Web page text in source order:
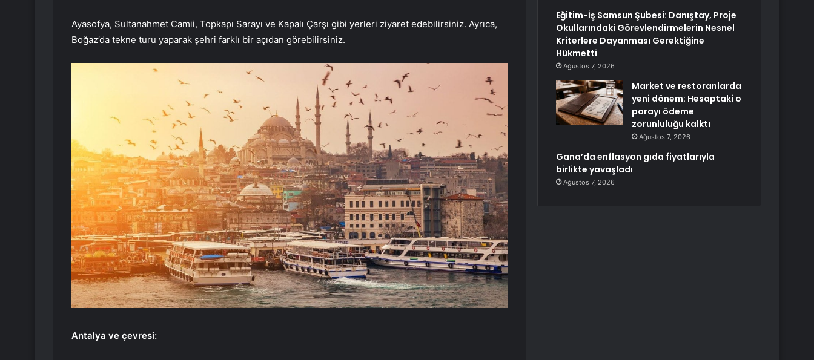
Ayasofya, Sultanahmet Camii, Topkapı Sarayı ve Kapalı Çarşı gibi yerleri ziyaret edebilirsiniz. Ayrıca,
Boğaz’da tekne turu yaparak şehri farklı bir açıdan görebilirsiniz.
Antalya ve çevresi:
Eğitim-İş Samsun Şubesi: Danıştay, Proje
Okullarındaki Görevlendirmelerin Nesnel
Kriterlere Dayanması Gerektiğine
Hükmetti
Ağustos 7, 2026
Market ve restoranlarda
yeni dönem: Hesaptaki o
parayı ödeme
zorunluluğu kalktı
Ağustos 7, 2026
Gana’da enflasyon gıda fiyatlarıyla
birlikte yavaşladı
Ağustos 7, 2026